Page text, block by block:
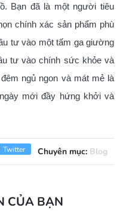
Bạn đã là một người tiêu
chính xác sản phẩm phù
tư vào một tấm ga giường
tư vào chính sức khỏe và
ngủ ngon và mát mẻ là
mới đầy hứng khởi và
Twitter Chuyên mục: Blog
CỦA BẠN